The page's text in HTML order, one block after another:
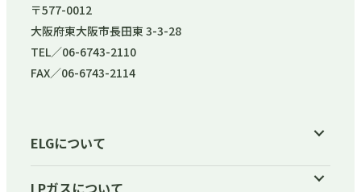
〒577-0012
大阪府東大阪市長田東 3-3-28
TEL／06-6743-2110
FAX／06-6743-2114
ELGについて
LPガスについて